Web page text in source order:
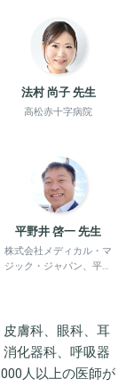
法村 尚子 先生
高松赤十字病院
平野井 啓一 先生
株式会社メディカル・マ
ジック・ジャパン、平野
膚科、眼科、耳
化器科、呼吸器
人以上の医師が